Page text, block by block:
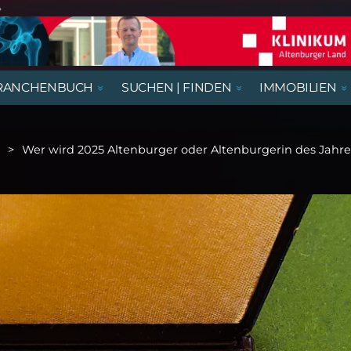
VORTRÄGE
THEATER & KABARETT
SUCHEN | FINDEN IMMOBILIEN
Wer wird 2025 Altenburger oder Altenburgerin des